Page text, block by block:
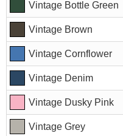
Vintage Bottle Green
Vintage Brown
Vintage Cornflower
Vintage Denim
Vintage Dusky Pink
Vintage Grey